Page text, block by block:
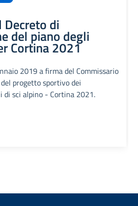
di
del piano degli
Cortina 2021
2019 a firma del Commissario
progetto sportivo dei
di sci alpino - Cortina 2021.